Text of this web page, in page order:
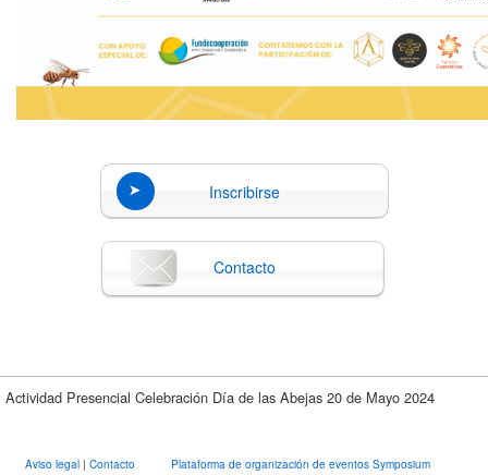
Inscribirse
Contacto
Actividad Presencial Celebración Día de las Abejas 20 de Mayo 2024
Aviso legal | Contacto
Plataforma de organización de eventos Symposium